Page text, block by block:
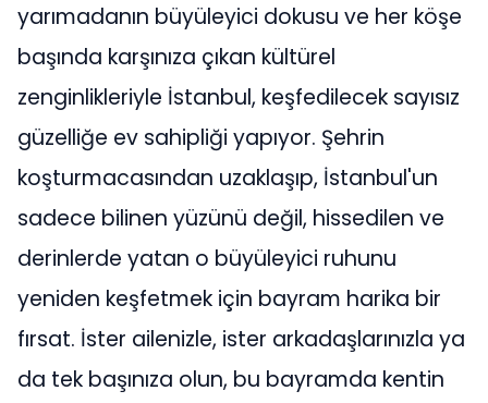
yarımadanın büyüleyici dokusu ve her köşe
başında karşınıza çıkan kültürel
zenginlikleriyle İstanbul, keşfedilecek sayısız
güzelliğe ev sahipliği yapıyor. Şehrin
koşturmacasından uzaklaşıp, İstanbul'un
sadece bilinen yüzünü değil, hissedilen ve
derinlerde yatan o büyüleyici ruhunu
yeniden keşfetmek için bayram harika bir
fırsat. İster ailenizle, ister arkadaşlarınızla ya
da tek başınıza olun, bu bayramda kentin